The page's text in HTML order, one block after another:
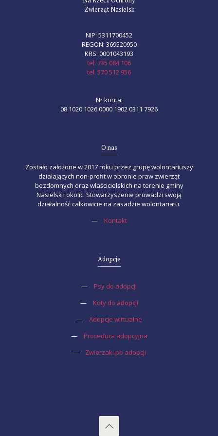
Zwierząt Nasielsk
NIP: 5311700452
REGON: 369520950
KRS: 0001043193
tel. 735 084 106
tel. 570 512 956
Nr konta:
08 1020 1026 0000 1902 0311 7926
O nas
Zostało założone w 2017 roku przez grupę wolontariuszy
działających non-profit w obronie praw zwierząt
bezdomnych oraz właścicielskich na terenie gminy
Nasielsk i okolic. Stowarzyszenie prowadzi swoją
działalność całkowicie na zasadzie wolontariatu.
—
Kontakt
Adopcje
—
Psy do adopcji
—
Koty do adopcji
—
Adopcje wirtualne
—
Procedura adopcyjna
—
Zwierzaki po adopcji